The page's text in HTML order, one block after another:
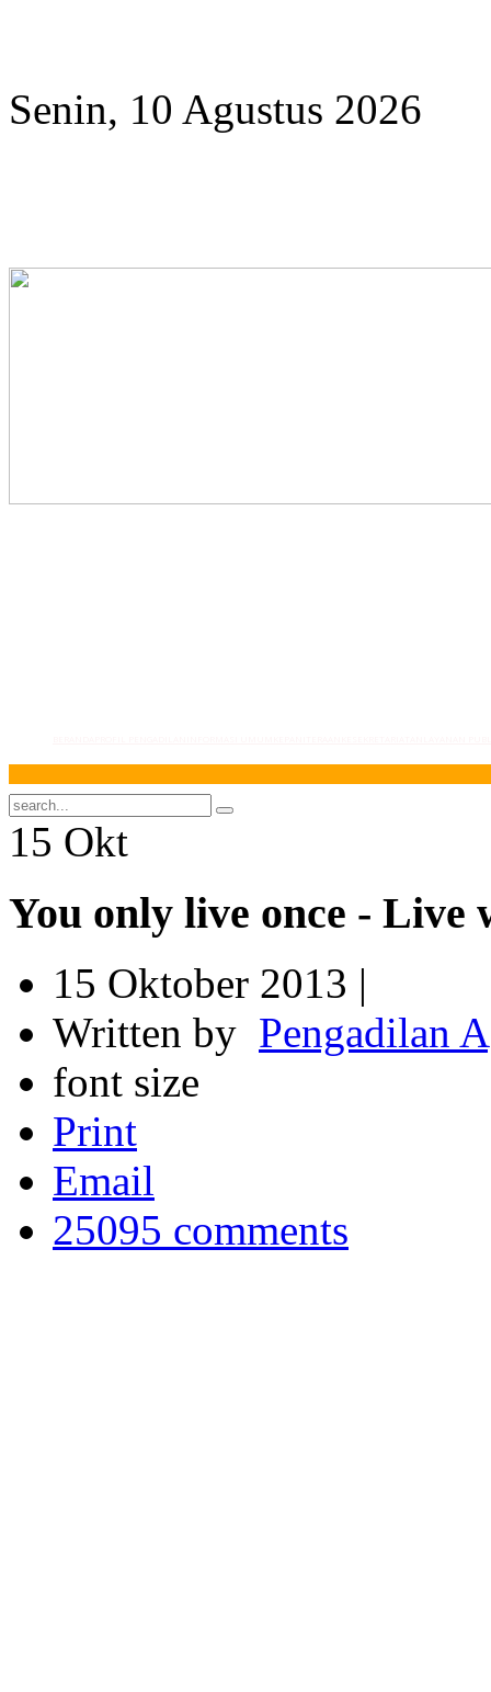
Senin, 10 Agustus 2026
15 Okt
You only live once - Live
15 Oktober 2013 |
Written by Pengadilan
font size
Print
Email
25095 comments